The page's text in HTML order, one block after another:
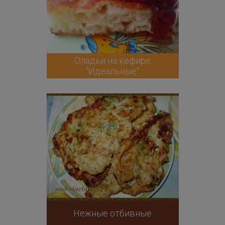
Оладьи на кефире
"Идеальные"
Нежные отбивные